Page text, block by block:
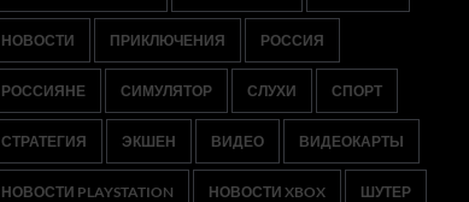
НОВОСТИ ПРИКЛЮЧЕНИЯ РОССИЯ
РОССИЯНЕ СИМУЛЯТОР СЛУХИ СПОРТ
СТРАТЕГИЯ ЭКШЕН ВИДЕО ВИДЕОКАРТЫ
НОВОСТИ PLAYSTATION НОВОСТИ XBOX ШУТЕР